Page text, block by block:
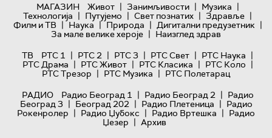
МАГАЗИН
Живот | Занимљивости | Музика |
Технологијa | Путујемо | Свет познатих | Здравље |
Филм и ТВ | Наука | Природа | Дигитални предузетник |
За мале велике хероје | Наизглед здрав
ТВ
РТС 1 | РТС 2 | РТС 3 | РТС Свет | РТС Наука |
РТС Драма | РТС Живот | РТС Класика | РТС Коло |
РТС Трезор | РТС Музика | РТС Полетарац
РАДИО
Радио Београд 1 | Радио Београд 2 | Радио
Београд 3 | Београд 202 | Радио Плетеница | Радио
Рокенролер | Радио Џубокс | Радио Вртешка | Радио
Џезер | Архив